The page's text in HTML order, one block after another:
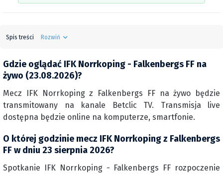
Spis treści Rozwiń
Gdzie oglądać IFK Norrkoping - Falkenbergs FF na
żywo (23.08.2026)?
Mecz IFK Norrkoping z Falkenbergs FF na żywo będzie
transmitowany na kanale Betclic TV. Transmisja live
dostępna będzie online na komputerze, smartfonie.
O której godzinie mecz IFK Norrkoping z Falkenbergs
FF w dniu 23 sierpnia 2026?
Spotkanie IFK Norrkoping - Falkenbergs FF rozpoczenie